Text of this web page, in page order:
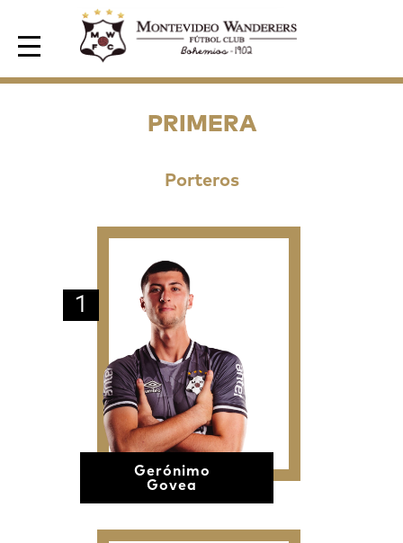
Area de Socios
PRIMERA
Porteros
1
Gerónimo
Govea